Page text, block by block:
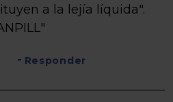
a la lejía líquida".
Responder